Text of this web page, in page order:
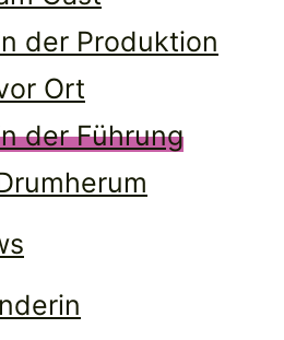
der Produktion
Ort
der Führung